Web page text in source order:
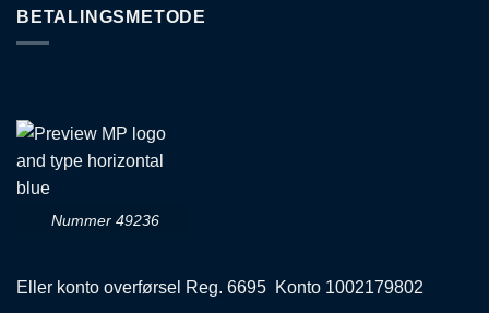
BETALINGSMETODE
Nummer 49236
Eller konto overførsel Reg. 6695 Konto 1002179802